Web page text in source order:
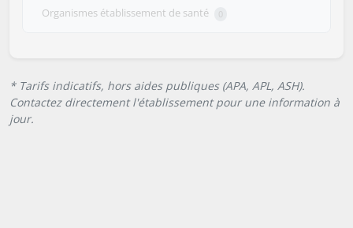
Organismes établissement de santé 0
* Tarifs indicatifs, hors aides publiques (APA, APL, ASH).
Contactez directement l'établissement pour une information à
jour.